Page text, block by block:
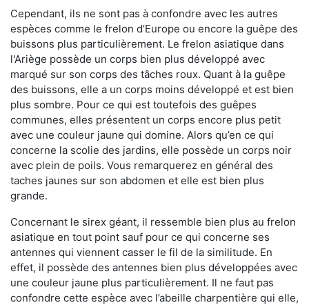
Cependant, ils ne sont pas à confondre avec les autres
espèces comme le frelon d’Europe ou encore la guêpe des
buissons plus particulièrement. Le frelon asiatique dans
l'Ariège possède un corps bien plus développé avec
marqué sur son corps des tâches roux. Quant à la guêpe
des buissons, elle a un corps moins développé et est bien
plus sombre. Pour ce qui est toutefois des guêpes
communes, elles présentent un corps encore plus petit
avec une couleur jaune qui domine. Alors qu’en ce qui
concerne la scolie des jardins, elle possède un corps noir
avec plein de poils. Vous remarquerez en général des
taches jaunes sur son abdomen et elle est bien plus
grande.
Concernant le sirex géant, il ressemble bien plus au frelon
asiatique en tout point sauf pour ce qui concerne ses
antennes qui viennent casser le fil de la similitude. En
effet, il possède des antennes bien plus développées avec
une couleur jaune plus particulièrement. Il ne faut pas
confondre cette espèce avec l’abeille charpentière qui elle,